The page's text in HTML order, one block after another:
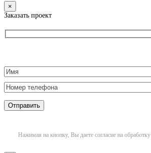
×
Заказать проект
Нажимая на кнопку, Вы даете согласие на обработку